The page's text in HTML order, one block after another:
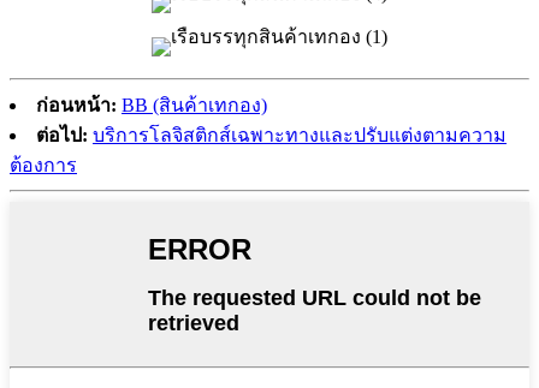
ก่อนหน้า: BB (สินค้าเทกอง)
ต่อไป: บริการโลจิสติกส์เฉพาะทางและปรับแต่งตามความ
ต้องการ